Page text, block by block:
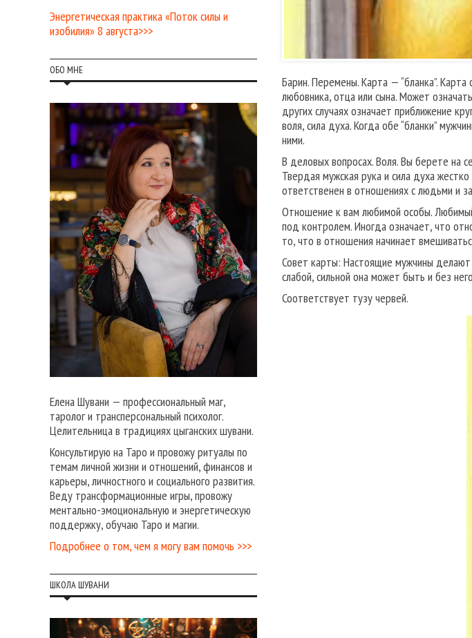
Барин. Перемены. Карта — “бланка”.
любовника, отца или сына. Может
других случаях означает приближение
воля, сила духа. Когда обе “бланки”
ними.
В деловых вопросах. Воля. Вы берете на
Твердая мужская рука и сила духа
ответственен в отношениях с людьми и
Отношение к вам любимой особы.
под контролем. Иногда означает, что
то, что в отношения начинает
Совет карты: Настоящие мужчины
слабой, сильной она может быть и без
Соответствует тузу червей.
Энергетическая практика «Поток силы и
изобилия» 8 августа>>>
ОБО МНЕ
Елена Шувани — профессиональный маг,
таролог и трансперсональный психолог.
Целительница в традициях цыганских шувани.
Консультирую на Таро и провожу ритуалы по
темам личной жизни и отношений, финансов и
карьеры, личностного и социального развития.
Веду трансформационные игры, провожу
ментально-эмоциональную и энергетическую
поддержку, обучаю Таро и магии.
Подробнее о том, чем я могу вам помочь >>>
ШКОЛА ШУВАНИ